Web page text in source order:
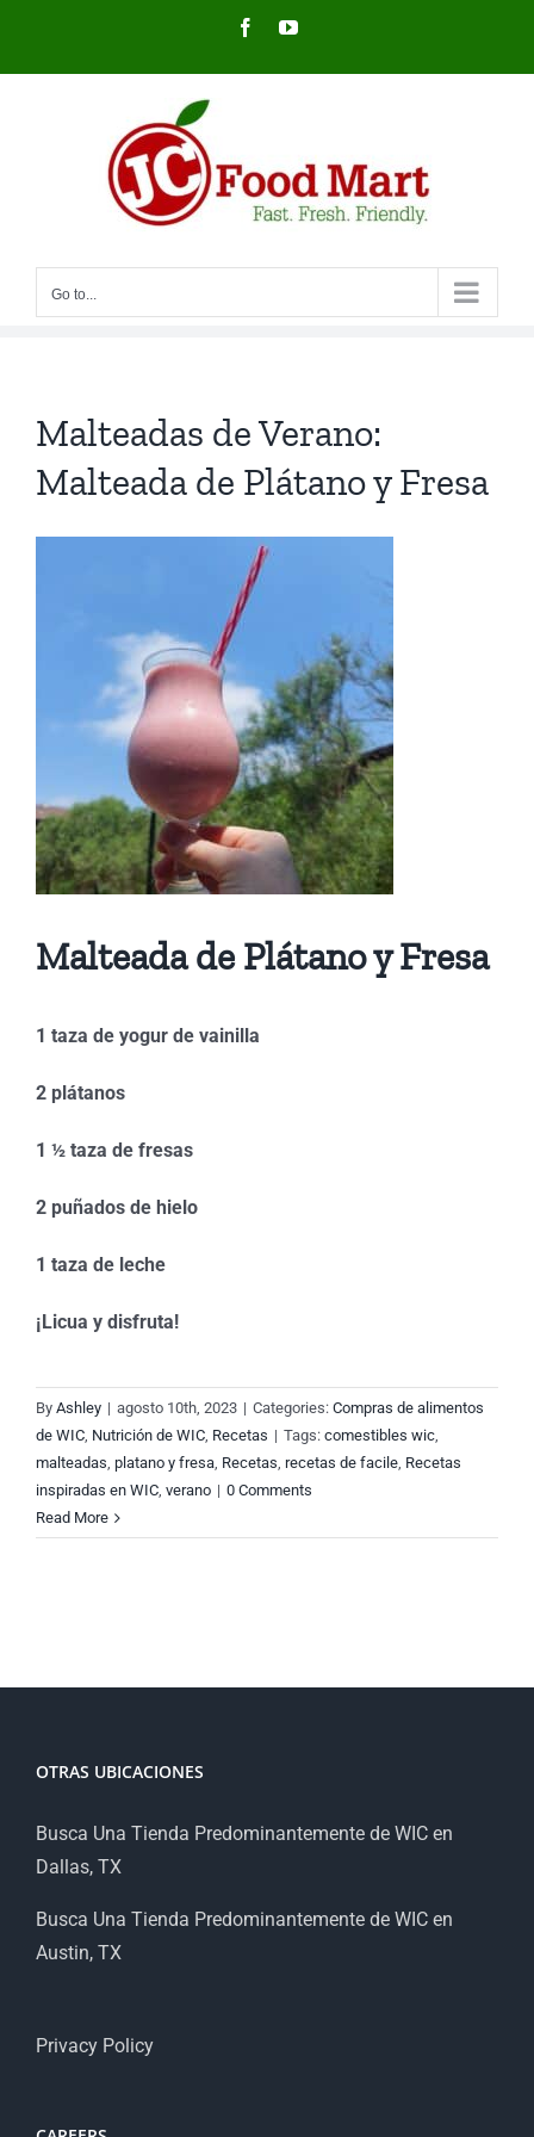
content
FacebookYouTube
Go to...
Malteadas de Verano:
Malteada de Plátano y Fresa
Malteada de Plátano y Fresa
1 taza de yogur de vainilla
2 plátanos
1 ½ taza de fresas
2 puñados de hielo
1 taza de leche
¡Licua y disfruta!
By Ashley | agosto 10th, 2023 | Categories: Compras de alimentos
de WIC, Nutrición de WIC, Recetas | Tags: comestibles wic,
malteadas, platano y fresa, Recetas, recetas de facile, Recetas
inspiradas en WIC, verano | 0 Comments
Read More
OTRAS UBICACIONES
Busca Una Tienda Predominantemente de WIC en
Dallas, TX
Busca Una Tienda Predominantemente de WIC en
Austin, TX
Privacy Policy